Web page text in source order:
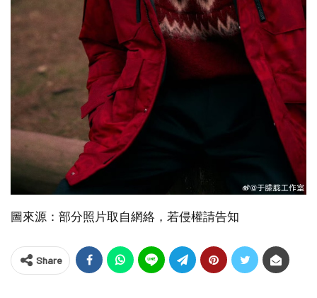
圖來源：部分照片取自網絡，若侵權請告知
Share